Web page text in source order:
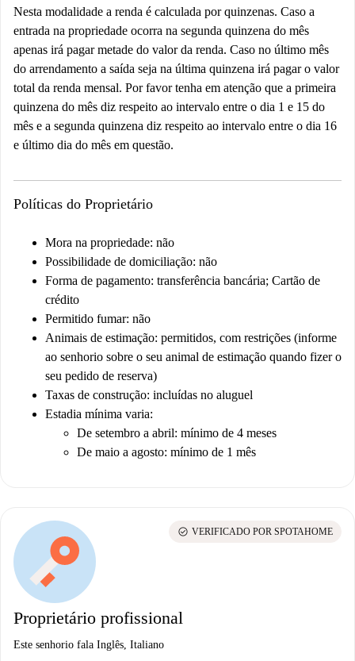
Nesta modalidade a renda é calculada por quinzenas. Caso a
entrada na propriedade ocorra na segunda quinzena do mês
apenas irá pagar metade do valor da renda. Caso no último mês
do arrendamento a saída seja na última quinzena irá pagar o valor
total da renda mensal. Por favor tenha em atenção que a primeira
quinzena do mês diz respeito ao intervalo entre o dia 1 e 15 do
mês e a segunda quinzena diz respeito ao intervalo entre o dia 16
e último dia do mês em questão.
Políticas do Proprietário
Mora na propriedade: não
Possibilidade de domiciliação: não
Forma de pagamento: transferência bancária; Cartão de
crédito
Permitido fumar: não
Animais de estimação: permitidos, com restrições (informe
ao senhorio sobre o seu animal de estimação quando fizer o
seu pedido de reserva)
Taxas de construção: incluídas no aluguel
Estadia mínima varia:
De setembro a abril: mínimo de 4 meses
De maio a agosto: mínimo de 1 mês
Proprietário profissional
Este senhorio fala Inglês, Italiano
check_circle VERIFICADO POR SPOTAHOME